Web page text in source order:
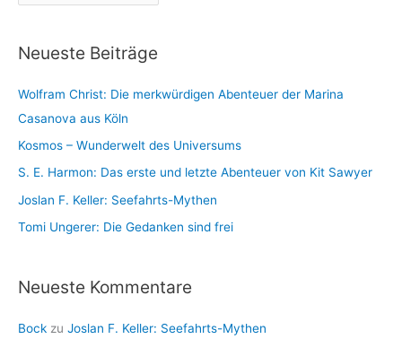
e
r
h
v
Neueste Beiträge
Wolfram Christ: Die merkwürdigen Abenteuer der Marina
Casanova aus Köln
Kosmos – Wunderwelt des Universums
S. E. Harmon: Das erste und letzte Abenteuer von Kit Sawyer
Joslan F. Keller: Seefahrts-Mythen
Tomi Ungerer: Die Gedanken sind frei
Neueste Kommentare
Bock zu Joslan F. Keller: Seefahrts-Mythen